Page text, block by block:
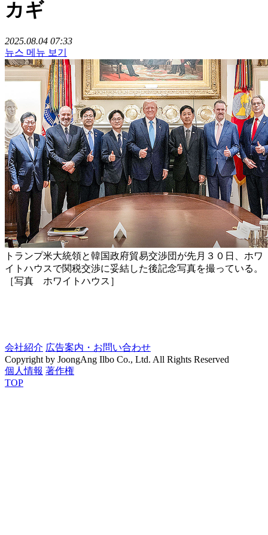
カギ
2025.08.04 07:33
뉴스 메뉴 보기
トランプ米大統領と韓国政府貿易交渉団が先月３０日、ホワ
イトハウスで関税交渉に妥結した後記念写真を撮っている。
［写真 ホワイトハウス］
会社紹介 広告案内・お問い合わせ
Copyright by JoongAng Ilbo Co., Ltd. All Rights Reserved
個人情報 著作権
TOP